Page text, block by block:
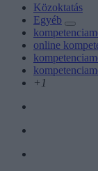
Közoktatás
Egyéb
online
+1